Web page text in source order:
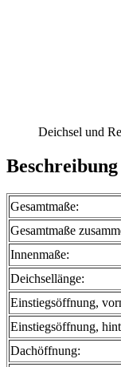
Deichsel und
Gesamtmaße:
Gesamtmaße
Innenmaße:
Deichsellänge:
Einstiegsöffnung,
Einstiegsöffnung,
Dachöffnung: